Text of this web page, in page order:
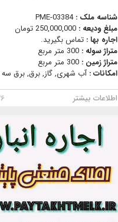
شناسه ملک :PME-03384
مبلغ ودیعه : 250,000,000 تومان
اجاره بها : تماس بگیرید.
متراژ سوله : 300 متر مربع
متراژ زمین : 300 متر مربع
امکانات :آب شهری, گاز, برق, برق سه
اطلاعات بیشتر